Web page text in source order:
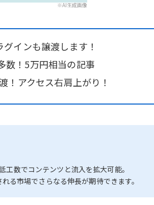
※AI生成画像
インも譲渡します！
数！5万円相当の記事
アクセス右肩上がり！
数でコンテンツと流入を拡大可能。
る市場でさらなる伸長が期待できます。